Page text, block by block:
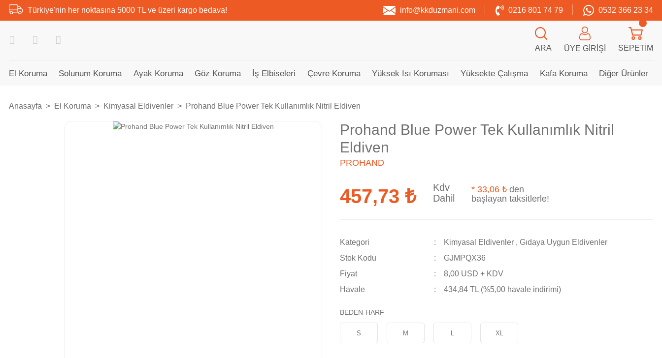
Türkiye'nin her noktasına 5000 TL ve üzeri kargo bedava! info@kkduzmani.com 0216 801 74 79 0532 366 23 34
ARA ÜYE GIRIŞI SEPETIM
El Koruma Solunum Koruma Ayak Koruma Göz Koruma İş Elbiseleri Çevre Koruma Yüksek Isı Koruması Yüksekte Çalışma Kafa Koruma Diğer Ürünler
Anasayfa El Koruma Kimyasal Eldivenler Prohand Blue Power Tek Kullanımlık Nitril Eldiven
Prohand Blue Power Tek Kullanımlık Nitril
Eldiven
PROHAND
457,73 ₺
Kdv
Dahil
* 33,06 ₺ den
başlayan taksitlerle!
Kategori Kimyasal Eldivenler , Gıdaya Uygun Eldivenler
Stok Kodu
GJMPQX36
Fiyat
8,00 USD + KDV
Havale
434,84 TL (%5,00 havale indirimi)
BEDEN-HARF
S M L XL